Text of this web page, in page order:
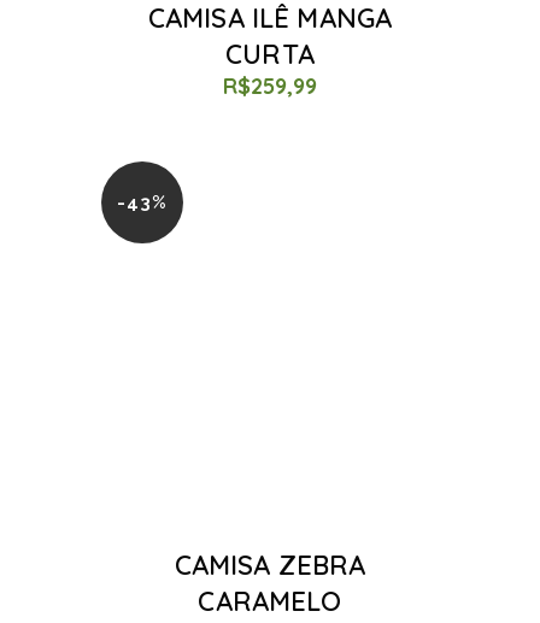
CAMISA ILÊ MANGA
CURTA
R$259,99
-43%
CAMISA ZEBRA
CARAMELO